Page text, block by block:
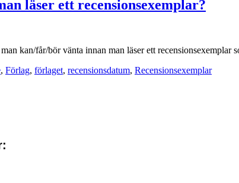
läser ett recensionsexemplar?
kan/får/bör vänta innan man läser ett
, Förlag, förlaget, recensionsdatum, Recensionsexemplar